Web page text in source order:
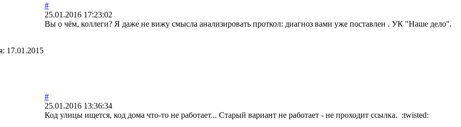
17.01.2015
#
25.01.2016 17:23:02
Вы о чём, коллеги? Я даже не вижу смысла анализировать проткол: диагноз вами уже поставлен . УК "Наше дело".
#
25.01.2016 13:36:34
Код улицы ищется, код дома что-то не работает... Старый вариант не работает - не проходит ссылка. :twisted: